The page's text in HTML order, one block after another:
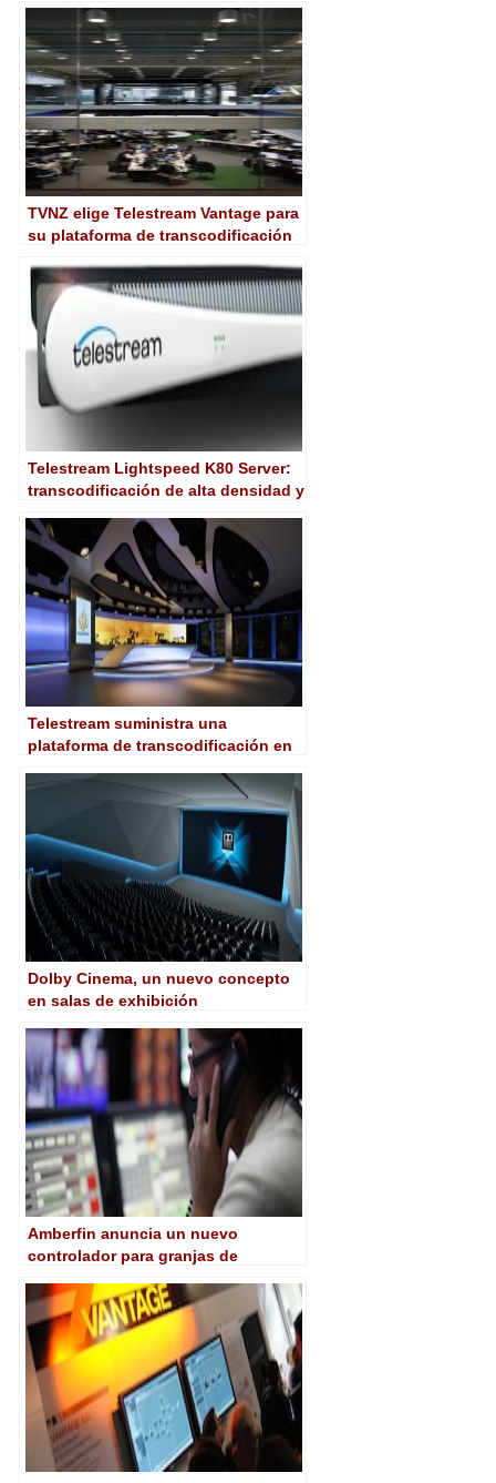
con Glookast
TVNZ elige Telestream Vantage para
su plataforma de transcodificación
Telestream Lightspeed K80 Server:
transcodificación de alta densidad y
uno
Telestream suministra una
plataforma de transcodificación en
Dolby Cinema, un nuevo concepto
en salas de exhibición
Amberfin anuncia un nuevo
controlador para granjas de